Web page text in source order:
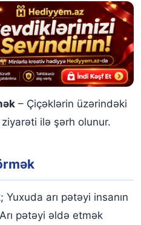
– Çiçəklərin üzərindəki
ilə şərh olunur.
arı pətəyi insanın
pətəyi əldə etmək